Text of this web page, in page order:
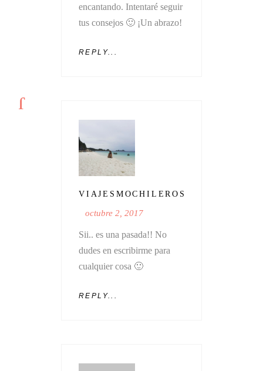
encantando. Intentaré seguir
tus consejos 🙂 ¡Un abrazo!
REPLY...
VIAJESMOCHILEROS
octubre 2, 2017
Sii.. es una pasada!! No
dudes en escribirme para
cualquier cosa 🙂
REPLY...